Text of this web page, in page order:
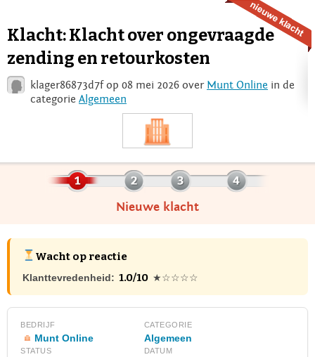
Voor Bedrijven
Login
Klacht: Klacht over ongevraagde
zending en retourkosten
klager86873d7f op 08 mei 2026 over Munt Online in de
categorie Algemeen
Nieuwe klacht
Wacht op reactie
Klanttevredenheid: 1.0/10 ★☆☆☆☆
BEDRIJF
Munt Online
CATEGORIE
Algemeen
STATUS DATUM